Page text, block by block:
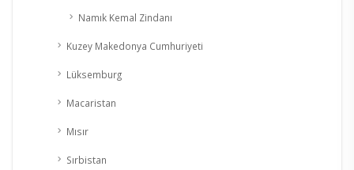
Namık Kemal Zindanı
Kuzey Makedonya Cumhuriyeti
Lüksemburg
Macaristan
Mısır
Sırbistan